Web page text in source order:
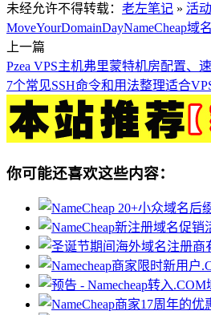
未经允许不得转载： 老左笔记 » 活
MoveYourDomainDayNameCheap域名
上一篇
Pzea VPS主机弗里蒙特机房配置、
7个常见SSH命令和用法整理适合
你可能还喜欢这些内容：